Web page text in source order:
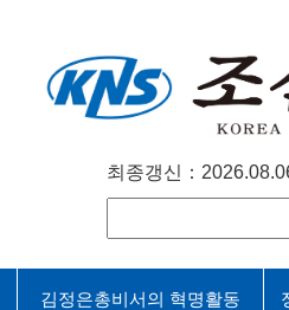
최종갱신：
김정은총비서의 혁명활동